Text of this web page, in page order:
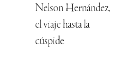
Nelson Hernández,
el viaje hasta la
cúspide